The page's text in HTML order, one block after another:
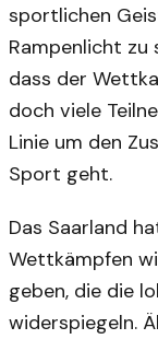
sportlichen
Rampenlicht zu
dass der
doch viele
Linie um den
Sport geht.
Das Saarland
Wettkämpfen
geben, die die
widerspiegeln.